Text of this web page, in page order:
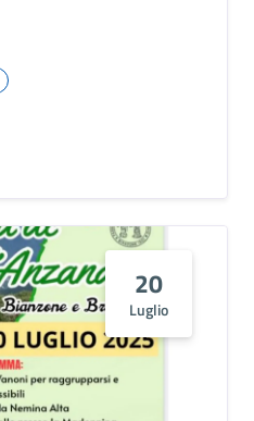
20
Luglio